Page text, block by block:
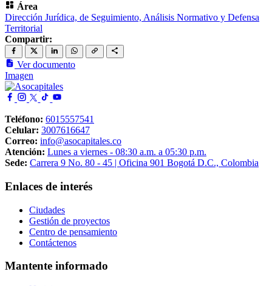
Área
Dirección Jurídica, de Seguimiento, Análisis Normativo y Defensa
Territorial
Compartir:
Ver documento
Imagen
Teléfono: 6015557541
Celular: 3007616647
Correo: info@asocapitales.co
Atención: Lunes a viernes - 08:30 a.m. a 05:30 p.m.
Sede: Carrera 9 No. 80 - 45 | Oficina 901 Bogotá D.C., Colombia
Enlaces de interés
Ciudades
Gestión de proyectos
Centro de pensamiento
Contáctenos
Mantente informado